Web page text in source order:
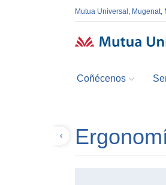
Mutua Universal,
Coñécenos